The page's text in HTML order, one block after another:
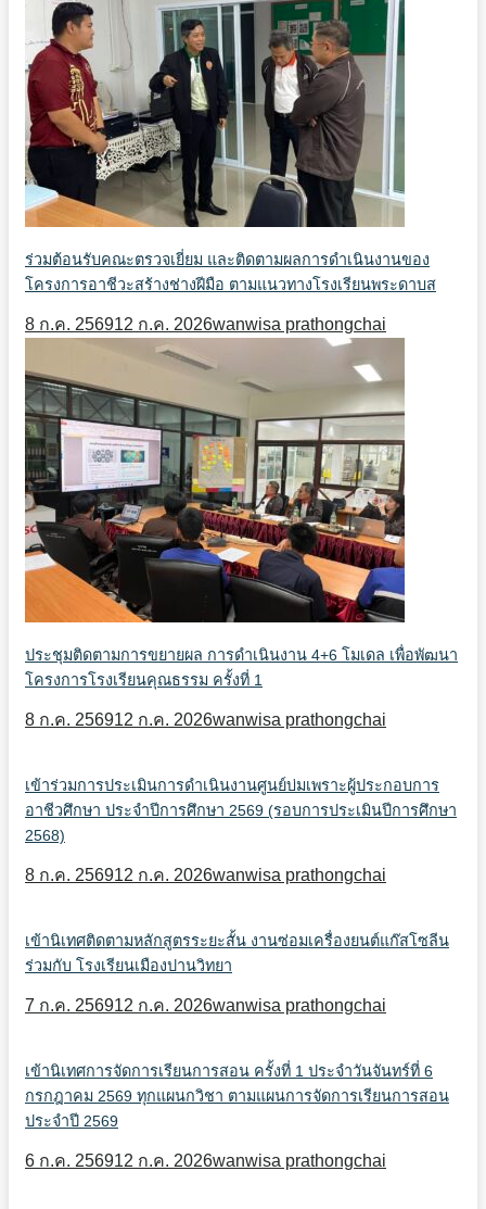
ร่วมต้อนรับคณะตรวจเยี่ยม และติดตามผลการดำเนินงานของ
โครงการอาชีวะสร้างช่างฝีมือ ตามแนวทางโรงเรียนพระดาบส
8 ก.ค. 256912 ก.ค. 2026wanwisa prathongchai
ประชุมติดตามการขยายผล การดำเนินงาน 4+6 โมเดล เพื่อพัฒนา
โครงการโรงเรียนคุณธรรม ครั้งที่ 1
8 ก.ค. 256912 ก.ค. 2026wanwisa prathongchai
เข้าร่วมการประเมินการดำเนินงานศูนย์บ่มเพราะผู้ประกอบการ
อาชีวศึกษา ประจำปีการศึกษา 2569 (รอบการประเมินปีการศึกษา
2568)
8 ก.ค. 256912 ก.ค. 2026wanwisa prathongchai
เข้านิเทศติดตามหลักสูตรระยะสั้น งานซ่อมเครื่องยนต์แก๊สโซลีน
ร่วมกับ โรงเรียนเมืองปานวิทยา
7 ก.ค. 256912 ก.ค. 2026wanwisa prathongchai
เข้านิเทศการจัดการเรียนการสอน ครั้งที่ 1 ประจำวันจันทร์ที่ 6
กรกฎาคม 2569 ทุกแผนกวิชา ตามแผนการจัดการเรียนการสอน
ประจำปี 2569
6 ก.ค. 256912 ก.ค. 2026wanwisa prathongchai